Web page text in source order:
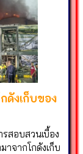
ดังเก็บของ
สอบสวนเบื้อง
จากโกดังเก็บ